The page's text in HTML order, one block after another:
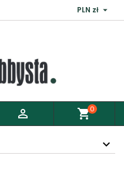
PLN zł 
 shopping_cart0